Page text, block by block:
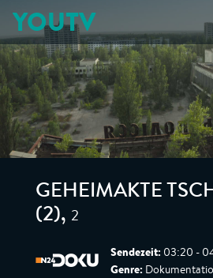
YOUTV
GEHEIMAKTE
(2), 2
Sendezeit: 03:20 -
Genre: